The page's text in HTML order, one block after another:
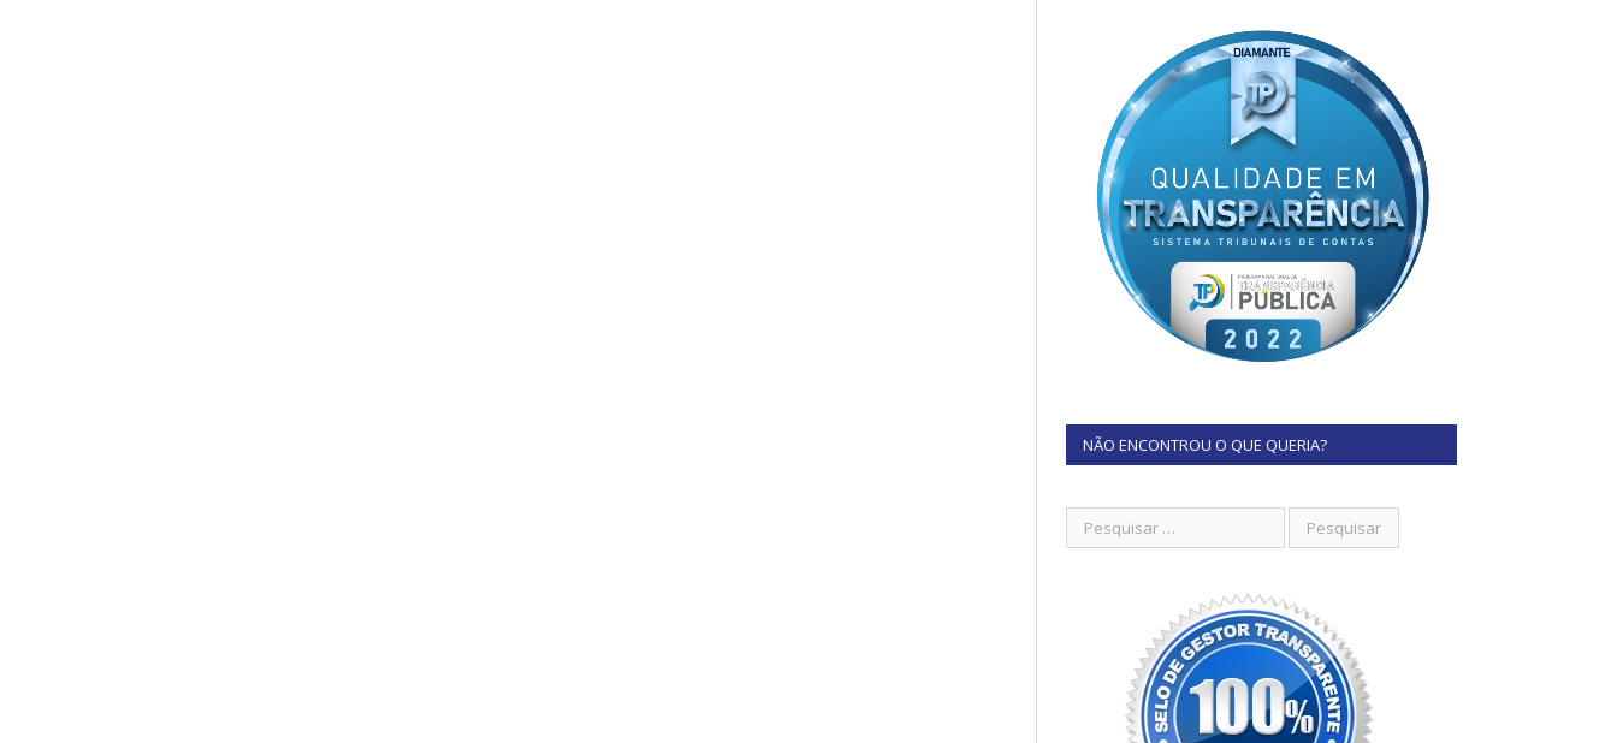
NÃO ENCONTROU O QUE QUERIA?